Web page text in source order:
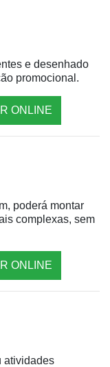
e desenhado
promocional.
ONLINE
poderá montar
complexas, sem
ONLINE
atividades